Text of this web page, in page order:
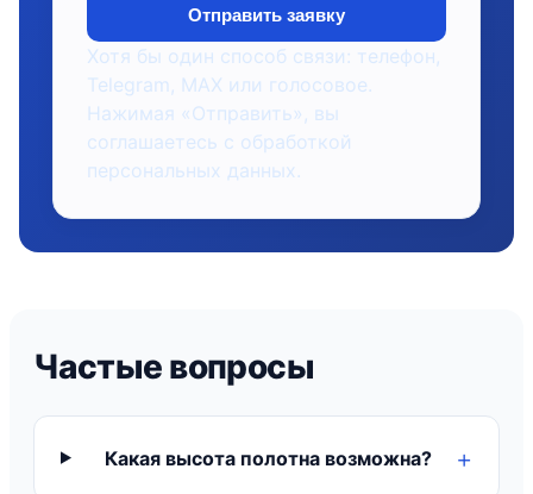
Отправить заявку
Хотя бы один способ связи: телефон,
Telegram, MAX или голосовое.
Нажимая «Отправить», вы
соглашаетесь с обработкой
персональных данных.
Частые вопросы
Какая высота полотна возможна?